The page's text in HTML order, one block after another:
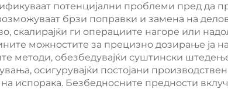
потенцијални проблеми пред да
брзи поправки и замена на
скалирајќи ги операциите нагоре или
можностите за прецизно дозирање ја
методи, обезбедувајќи суштински
осигурувајќи постојани
испорака. Безбедносните предности